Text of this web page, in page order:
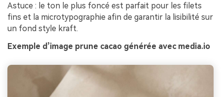
Astuce : le ton le plus foncé est parfait pour les filets
fins et la microtypographie afin de garantir la lisibilité sur
un fond style kraft.
Exemple d’image prune cacao générée avec media.io